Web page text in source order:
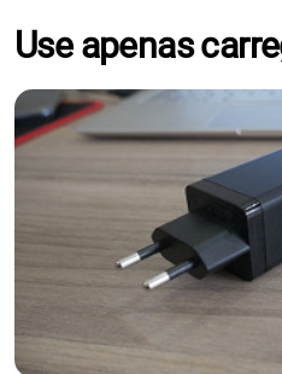
Use apenas